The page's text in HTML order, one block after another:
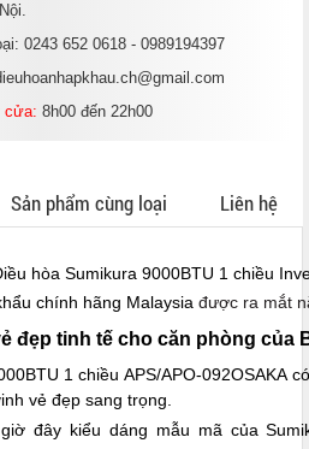
0243 652 0618 - 0989194397
cửa: 8h00 đến 22h00
Sản phẩm cùng loại Liên hệ
hòa Sumikura 9000BTU 1 chiều
chính hãng Malaysia được ra mắt
đẹp tinh tế cho căn phòng của
1 chiều APS/APO-
vẻ đẹp sang trọng.
đây kiểu dáng mẫu mã của